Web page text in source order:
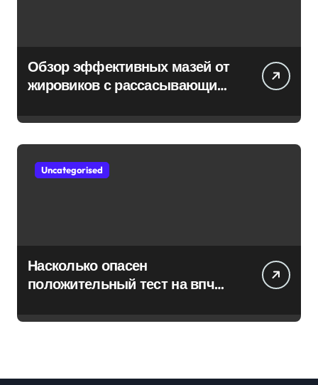
Обзор эффективных мазей от
жировиков с рассасывающим
Uncategorised
Насколько опасен
положительный тест на впч